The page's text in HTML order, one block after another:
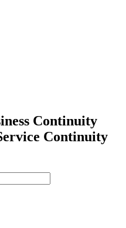
Continuity
Continuity